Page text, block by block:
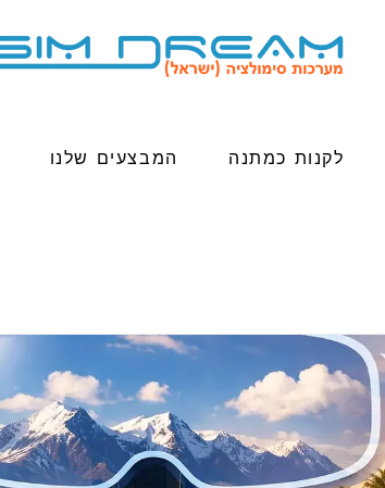
לקנות כמתנה המבצעים שלנו